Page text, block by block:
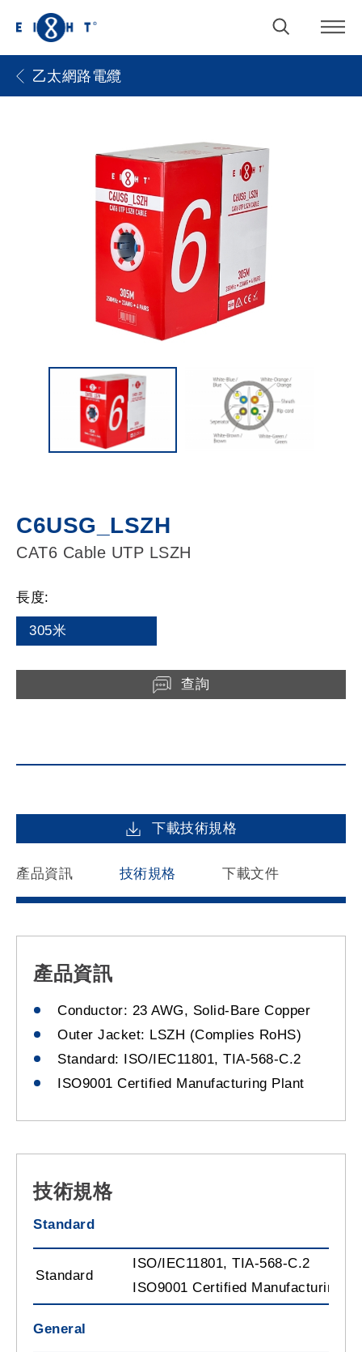
乙太網路電纜
C6USG_LSZH
CAT6 Cable UTP LSZH
長度:
305米
查詢
下載技術規格
產品資訊 技術規格 下載文件
產品資訊
Conductor: 23 AWG, Solid-Bare Copper
Outer Jacket: LSZH (Complies RoHS)
Standard: ISO/IEC11801, TIA-568-C.2
ISO9001 Certified Manufacturing Plant
技術規格
Standard
Standard
ISO/IEC11801, TIA-568-C.2
ISO9001 Certified Manufacturing
General